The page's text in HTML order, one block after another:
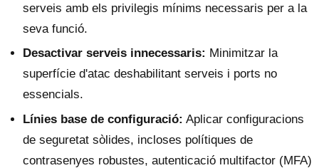
serveis amb els privilegis mínims necessaris per a la
seva funció.
Desactivar serveis innecessaris: Minimitzar la
superfície d'atac deshabilitant serveis i ports no
essencials.
Línies base de configuració: Aplicar configuracions
de seguretat sòlides, incloses polítiques de
contrasenyes robustes, autenticació multifactor (MFA)